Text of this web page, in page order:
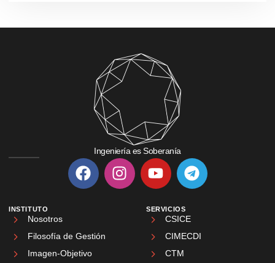
Ingeniería es Soberanía
INSTITUTO
Nosotros
Filosofía de Gestión
Imagen-Objetivo
SERVICIOS
CSICE
CIMECDI
CTM